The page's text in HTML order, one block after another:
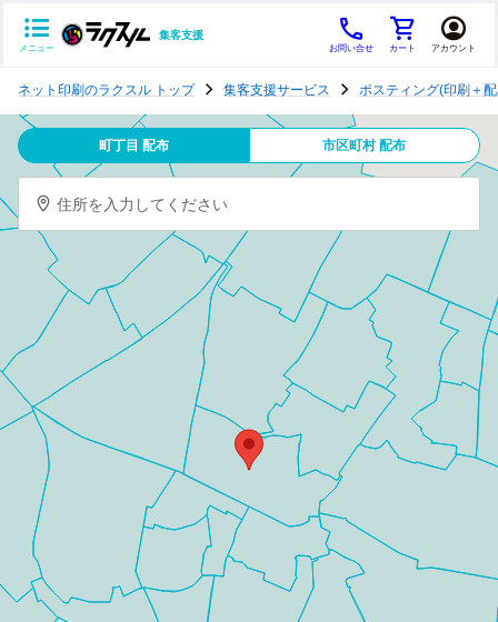
メニュー
集客支援
お問い合せ カート アカウント
テ
ン
グ
ネット印刷のラクスル トップ 集客支援サービス ポスティング(印刷＋
町丁目 配布 市区町村 配布
住所を入力してください